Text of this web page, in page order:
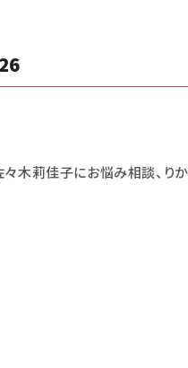
木莉佳子にお悩み相談、りか